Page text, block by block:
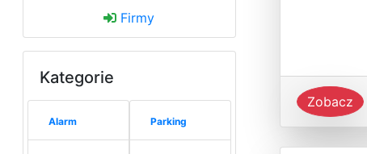
Firmy
Kategorie
Alarm Parking
Zobacz